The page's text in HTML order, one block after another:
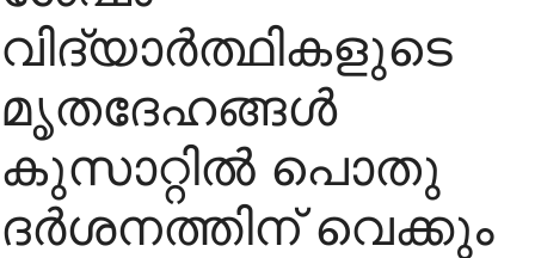
വിദ്യാര്‍ത്ഥികളുടെ
മൃതദേഹങ്ങള്‍
കുസാറ്റില്‍ പൊതു
ദര്‍ശനത്തിന് വെക്കും